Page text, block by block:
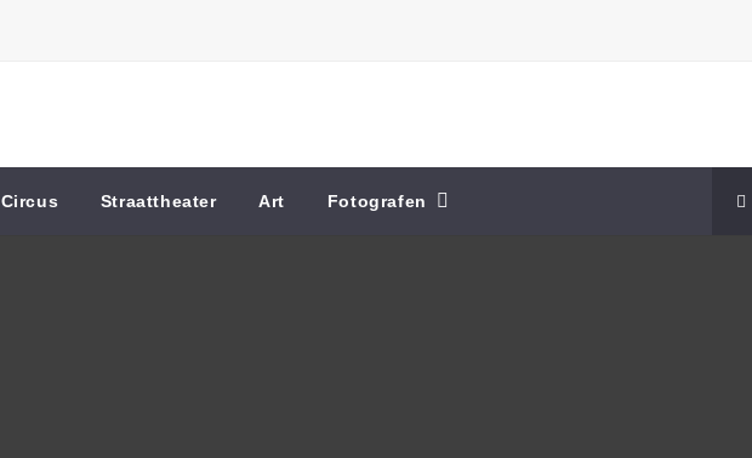
Circus Straattheater Art Fotografen